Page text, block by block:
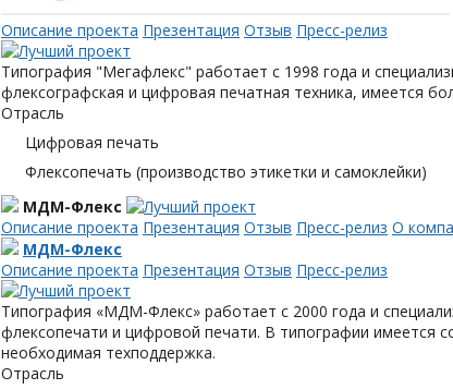
Описание проекта Презентация Отзыв Пресс-релиз
Типография "Мегафлекс" работает с 1998 года и
флексографская и цифровая печатная техника, имеется
Отрасль
Цифровая печать
Флексопечать (производство этикетки и самоклейки)
МДМ-Флекс
Описание проекта Презентация Отзыв Пресс-релиз О
МДМ-Флекс
Описание проекта Презентация Отзыв Пресс-релиз
Типография «МДМ-Флекс» работает с 2000 года и
флексопечати и цифровой печати. В типографии имеется
необходимая техподдержка.
Отрасль